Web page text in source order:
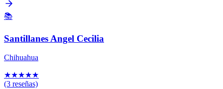
📚
Santillanes Angel Cecilia
Chihuahua
★★★★★
(3 reseñas)